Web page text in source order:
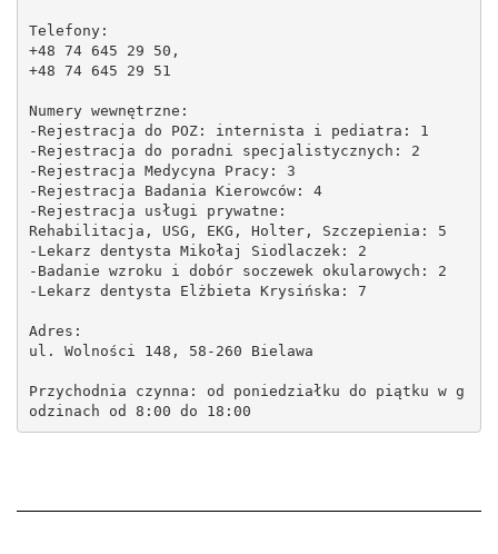
Telefony:
+48 74 645 29 50,
+48 74 645 29 51
Numery wewnętrzne:
-Rejestracja do POZ: internista i pediatra: 1
-Rejestracja do poradni specjalistycznych: 2
-Rejestracja Medycyna Pracy: 3
-Rejestracja Badania Kierowców: 4
-Rejestracja usługi prywatne:
Rehabilitacja, USG, EKG, Holter, Szczepienia: 5
-Lekarz dentysta Mikołaj Siodlaczek: 2
-Badanie wzroku i dobór soczewek okularowych: 2
-Lekarz dentysta Elżbieta Krysińska: 7
Adres:
ul. Wolności 148, 58-260 Bielawa
Przychodnia czynna: od poniedziałku do piątku w g
odzinach od 8:00 do 18:00